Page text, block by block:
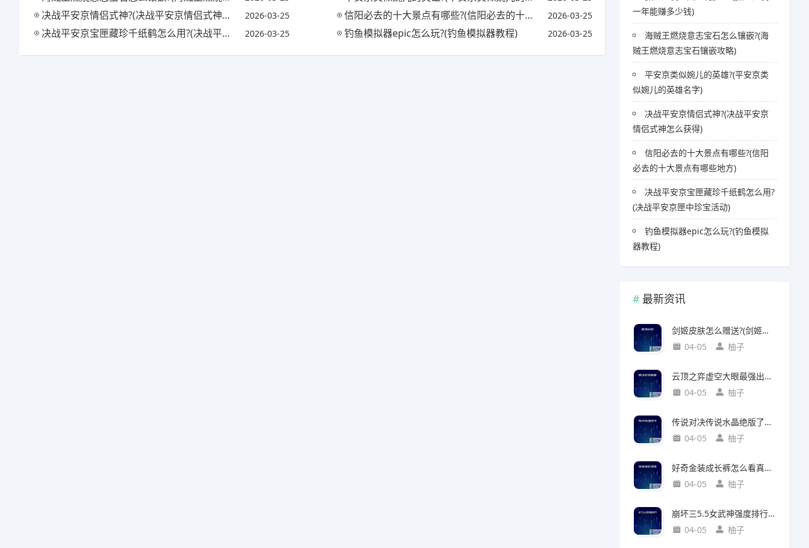
决战平安京情侣式神?(决战平安京情侣式神怎么获得) 2026-03-25 信阳必去的十大景点有哪些?(信阳必去的十大景点有哪些地方) 2026-03-25
决战平安京宝匣藏珍千纸鹤怎么用?(决战平安京匣中珍宝活动) 2026-03-25 钓鱼模拟器epic怎么玩?(钓鱼模拟器教程) 2026-03-25
一年能赚多少钱)
海贼王燃烧意志宝石怎么镶嵌?(海
贼王燃烧意志宝石镶嵌攻略)
平安京类似婉儿的英雄?(平安京类
似婉儿的英雄名字)
决战平安京情侣式神?(决战平安京
情侣式神怎么获得)
信阳必去的十大景点有哪些?(信阳
必去的十大景点有哪些地方)
决战平安京宝匣藏珍千纸鹤怎么用?
(决战平安京匣中珍宝活动)
钓鱼模拟器epic怎么玩?(钓鱼模拟
器教程)
最新资讯
剑姬皮肤怎么赠送?(剑姬皮肤怎么赠送给别人)
04-05
柚子
云顶之弈虚空大眼最强出装?(云顶之弈虚空之眼出装)
04-05
柚子
传说对决传说水晶绝版了吗?(传说对决 传说水晶)
04-05
柚子
好奇金装成长裤怎么看真假?(好奇金装成长裤怎么看真假鉴别)
04-05
柚子
崩坏三5.5女武神强度排行?(崩坏三5.2女武神强度)
04-05
柚子